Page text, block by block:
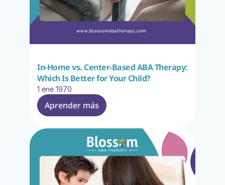
In-Home vs. Center-Based ABA Therapy:
Which Is Better for Your Child?
1 ene 1970
Aprender más